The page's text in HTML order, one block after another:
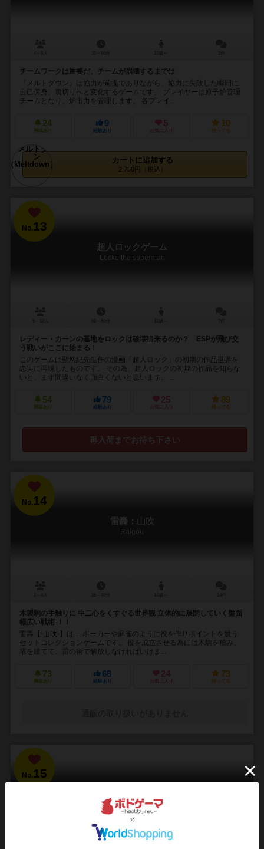
チームワークは重要だ、チームが崩壊するまでは
『メルトダウン』は協力が前提でありながら、協力に失敗した瞬間に
自己保身、裏切りへと変化するゲームです。 プレイヤーは原子炉管理
チームとなり、炉出力を管理します。 各プレイ...
24
興味あり
9
経験あり
5
お気に入り
10
持ってる
カートに追加する
2,750円（税込）
No.13
超人ロックゲーム
Locke the superman
レディー・カーンの基地をロックは破壊出来るのか？ ESPが飛び交
う戦いがここに始まる！
このゲームは聖悠紀先生作の漫画「超人ロック」の初期の作品世界を
忠実に再現したものです。 その為、超人ロックの初期の作品を知らな
いと、まず間違いなく面白くないと思います。 ...
54
興味あり
79
経験あり
25
お気に入り
89
持ってる
再入荷までお待ち下さい
No.14
雷轟：山吹
Raigou
木製駒の手触りに 中二心をくすぐる世界観 立体的に展開していく盤面
幅広い戦術 ！！
雷轟【-山吹-】は… ポーカーや麻雀のように役を作りポイントを競う
セットコレクションゲームです。 役を成立させる為には木駒を積み、
塔を建てて、雷の術で解放しなければいけま...
73
興味あり
68
経験あり
24
お気に入り
73
持ってる
No.15
Bloodborne: The Card Game